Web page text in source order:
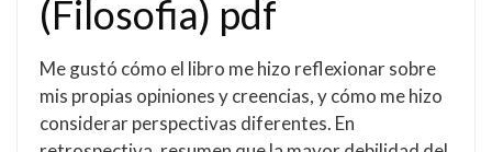
(Filosofia) pdf
Me gustó cómo el libro me hizo reflexionar sobre
mis propias opiniones y creencias, y cómo me hizo
considerar perspectivas diferentes. En